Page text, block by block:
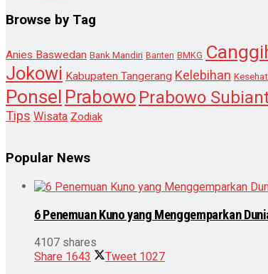
Browse by Tag
Anies Baswedan Bank Mandiri Banten BMKG
Jokowi Kabupaten Tangerang Kelebihan
Ponsel Prabowo Prabowo
Tips Wisata Zodiak
Popular News
6 Penemuan Kuno yang Menggemparkan
4107 shares
Share 1643 Tweet 1027